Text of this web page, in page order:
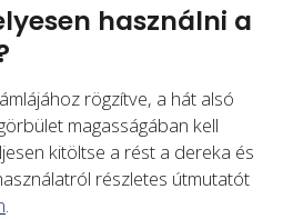
használni a
rögzítve, a hát alsó
magasságában kell
kitöltse a rést a dereka és
részletes útmutatót